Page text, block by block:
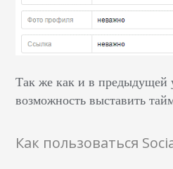
Так же как и в предыдущей
возможность выставить
Как пользоваться